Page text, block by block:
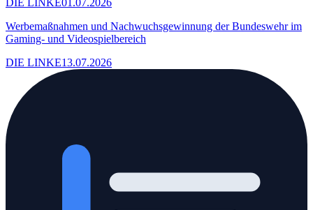
DIE LINKE01.07.2026
Werbemaßnahmen und Nachwuchsgewinnung der Bundeswehr im
Gaming- und Videospielbereich
DIE LINKE13.07.2026